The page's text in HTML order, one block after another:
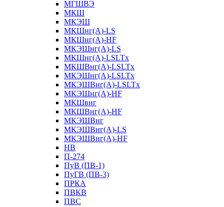
МГШВЭ
МКШ
МКЭШ
МКШнг(А)-LS
МКШнг(А)-HF
МКЭШнг(А)-LS
МКШнг(А)-LSLTx
МКШВнг(A)-LSLTx
МКЭШнг(А)-LSLTx
МКЭШВнг(A)-LSLTx
МКЭШнг(А)-HF
МКШвнг
МКШВнг(А)-HF
МКЭШВнг
МКЭШВнг(А)-LS
МКЭШВнг(А)-HF
НВ
П-274
ПуВ (ПВ-1)
ПуГВ (ПВ-3)
ПРКА
ПВКВ
ПВС